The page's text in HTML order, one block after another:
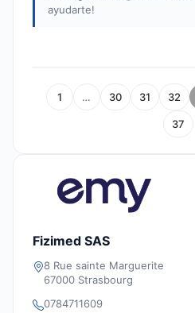
ayudarte!
1 … 30 31 32
37
Fizimed SAS
8 Rue sainte Marguerite
67000 Strasbourg
0784711609